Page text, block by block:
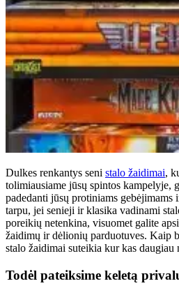
Dulkes renkantys seni stalo žaidimai,
tolimiausiame jūsų spintos kampelyje,
padedanti jūsų protiniams gebėjimams
tarpu, jei senieji ir klasika vadinami
poreikių netenkina, visuomet galite
žaidimų ir dėlionių parduotuves. Kaip
stalo žaidimai suteikia kur kas
Todėl pateiksime keletą